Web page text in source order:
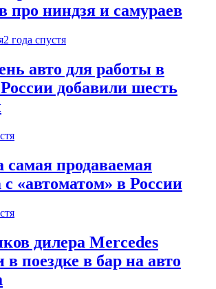
про ниндзя и самураев
2 года спустя
авто для работы в
добавили шесть
самая продаваемая
«автоматом» в России
дилера Mercedes
в поездке в бар на авто